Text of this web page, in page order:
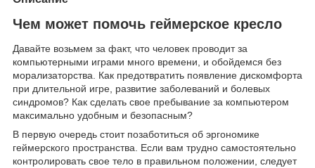
Чем может помочь геймерское кресло
Давайте возьмем за факт, что человек проводит за
компьютерными играми много времени, и обойдемся без
морализаторства. Как предотвратить появление дискомфорта
при длительной игре, развитие заболеваний и болевых
синдромов? Как сделать свое пребывание за компьютером
максимально удобным и безопасным?
В первую очередь стоит позаботиться об эргономике
геймерского пространства. Если вам трудно самостоятельно
контролировать свое тело в правильном положении, следует